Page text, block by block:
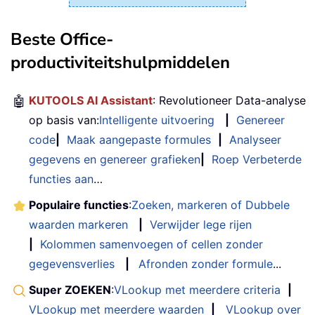
Beste Office-
productiviteitshulpmiddelen
🤖 KUTOOLS AI Assistant: Revolutioneer Data-analyse
op basis van:Intelligente uitvoering
Genereer
code
Maak aangepaste formules
Analyseer
gegevens en genereer grafieken
Roep Verbeterde
functies aan…
Populaire functies:Zoeken, markeren of Dubbele
waarden markeren
Verwijder lege rijen
Kolommen samenvoegen of cellen zonder
gegevensverlies
Afronden zonder formule...
Super ZOEKEN:VLookup met meerdere criteria
VLookup met meerdere waarden
VLookup over